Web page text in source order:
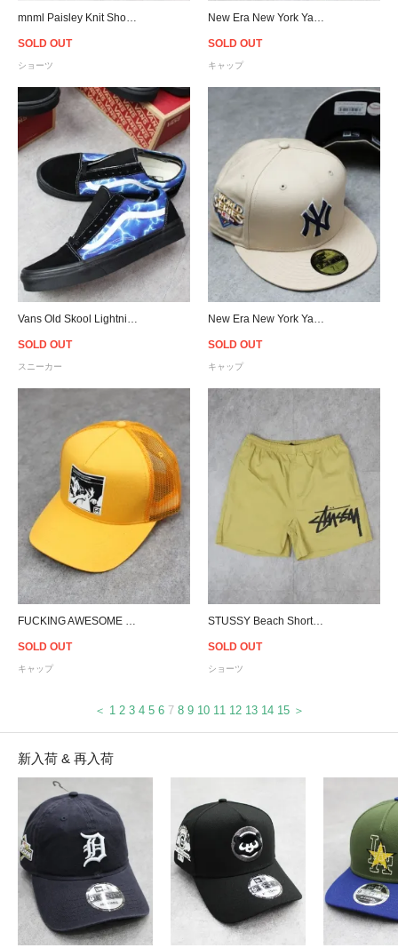
SOLD OUT
ショーツ
SOLD OUT
キャップ
SOLD OUT
スニーカー
SOLD OUT
キャップ
SOLD OUT
キャップ
STUSSY Beach Shorts - Tan
SOLD OUT
ショーツ
＜ 1 2 3 4 5 6 7 8 9 10 11 12 13 14 15 ＞
新入荷 & 再入荷